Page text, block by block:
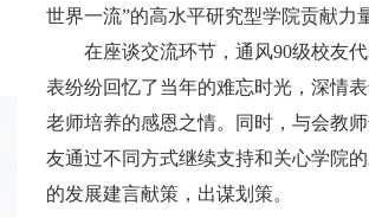
世界一流”的高水平研究型学院贡献力
在座谈交流环节，通风90级校友
表纷纷回忆了当年的难忘时光，深情表
老师培养的感恩之情。同时，与会教
友通过不同方式继续支持和关心学院
的发展建言献策，出谋划策。